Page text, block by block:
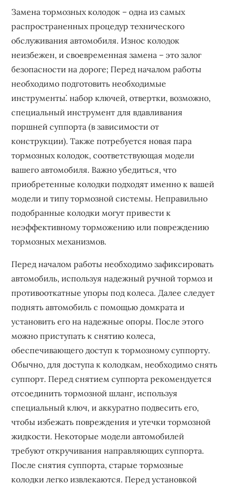
Замена тормозных колодок – одна из самых
распространенных процедур технического
обслуживания автомобиля. Износ колодок
неизбежен, и своевременная замена – это залог
безопасности на дороге; Перед началом работы
необходимо подготовить необходимые
инструменты⁚ набор ключей, отвертки, возможно,
специальный инструмент для вдавливания
поршней суппорта (в зависимости от
конструкции). Также потребуется новая пара
тормозных колодок, соответствующая модели
вашего автомобиля. Важно убедиться, что
приобретенные колодки подходят именно к вашей
модели и типу тормозной системы. Неправильно
подобранные колодки могут привести к
неэффективному торможению или повреждению
тормозных механизмов.
Перед началом работы необходимо зафиксировать
автомобиль, используя надежный ручной тормоз и
противооткатные упоры под колеса. Далее следует
поднять автомобиль с помощью домкрата и
установить его на надежные опоры. После этого
можно приступать к снятию колеса,
обеспечивающего доступ к тормозному суппорту.
Обычно, для доступа к колодкам, необходимо снять
суппорт. Перед снятием суппорта рекомендуется
отсоединить тормозной шланг, используя
специальный ключ, и аккуратно подвесить его,
чтобы избежать повреждения и утечки тормозной
жидкости. Некоторые модели автомобилей
требуют откручивания направляющих суппорта.
После снятия суппорта, старые тормозные
колодки легко извлекаются. Перед установкой